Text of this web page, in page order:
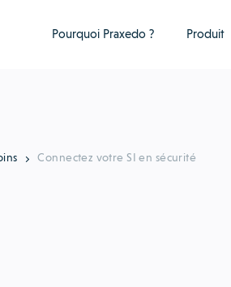
Pourquoi Praxedo ? Produit
Connectez votre SI en sécurité